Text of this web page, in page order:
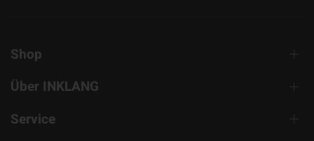
Shop
Über INKLANG
Service